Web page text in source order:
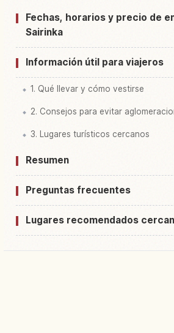
Fechas, horarios y precio de
Sairinka
Información útil para viajeros
1. Qué llevar y cómo vestirse
2. Consejos para evitar
3. Lugares turísticos cercanos
Resumen
Preguntas frecuentes
Lugares recomendados